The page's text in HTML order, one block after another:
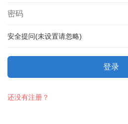
安全提问(未设置请忽略)
登录
还没有注册？